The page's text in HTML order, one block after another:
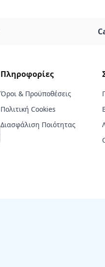
Πληροφορίες
Όροι & Προϋποθέσεις
Πολιτική Cookies
Διασφάλιση Ποιότητας